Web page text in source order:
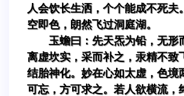
人会饮长生洒，个个能成不死夫
空即色，朗然飞过洞庭湖。
玉蟾曰：先天炁为铅，无形
离虚坎实，采而补之，汞精不致
结胎神化。妙在心如太虚，色境
可忘，方可求之。若人欲横流，